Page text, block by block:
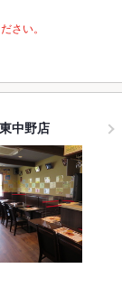
さい。
中野店